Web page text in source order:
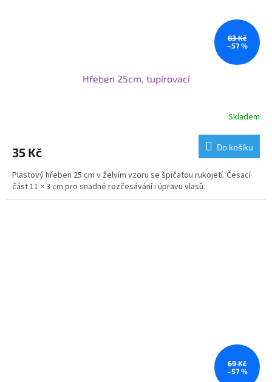
83 Kč
–57 %
Hřeben 25cm, tupírovací
Skladem
35 Kč Do košíku
Plastový hřeben 25 cm v želvím vzoru se špičatou rukojetí. Česací
část 11 × 3 cm pro snadné rozčesávání i úpravu vlasů.
69 Kč
–57 %